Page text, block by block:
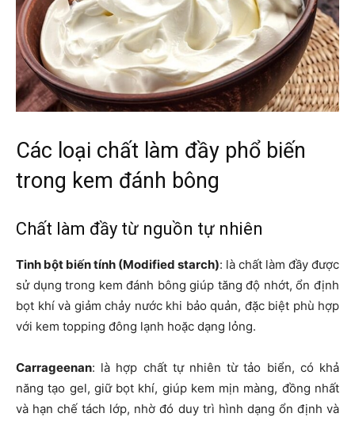
Các loại chất làm đầy phổ biến
trong kem đánh bông
Chất làm đầy từ nguồn tự nhiên
Tinh bột biến tính (Modified starch): là chất làm đầy được
sử dụng trong kem đánh bông giúp tăng độ nhớt, ổn định
bọt khí và giảm chảy nước khi bảo quản, đặc biệt phù hợp
với kem topping đông lạnh hoặc dạng lỏng.
Carrageenan: là hợp chất tự nhiên từ tảo biển, có khả
năng tạo gel, giữ bọt khí, giúp kem mịn màng, đồng nhất
và hạn chế tách lớp, nhờ đó duy trì hình dạng ổn định và